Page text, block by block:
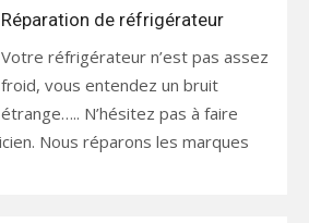
Réparation de réfrigérateur
Votre réfrigérateur n’est pas assez
froid, vous entendez un bruit
étrange….. N’hésitez pas à faire
Nous réparons les marques